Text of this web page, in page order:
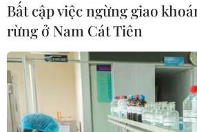
Hà Nội rung lắc bởi trận
lớn 7,3 tại Myanmar
28/03/2025 07:07
Dù trận động đất có độ lớn 7,3 trên
Bất cập việc ngừng giao
rừng ở Nam Cát Tiên